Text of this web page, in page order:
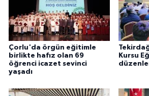
Çorlu'da örgün eğitimle
birlikte hafız olan 69
öğrenci icazet sevinci
yaşadı
Kursu
Mersin Müftülüğü
Muğla Müftülüğü
Muş Müftülüğü